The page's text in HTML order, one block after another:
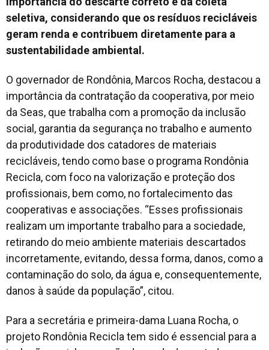
seletiva, considerando que os resíduos recicláveis
geram renda e contribuem diretamente para a
sustentabilidade ambiental.
O governador de Rondônia, Marcos Rocha, destacou a
importância da contratação da cooperativa, por meio
da Seas, que trabalha com a promoção da inclusão
social, garantia da segurança no trabalho e aumento
da produtividade dos catadores de materiais
recicláveis, tendo como base o programa Rondônia
Recicla, com foco na valorização e proteção dos
profissionais, bem como, no fortalecimento das
cooperativas e associações. “Esses profissionais
realizam um importante trabalho para a sociedade,
retirando do meio ambiente materiais descartados
incorretamente, evitando, dessa forma, danos, como a
contaminação do solo, da água e, consequentemente,
danos à saúde da população”, citou.
Para a secretária e primeira-dama Luana Rocha, o
projeto Rondônia Recicla tem sido é essencial para a